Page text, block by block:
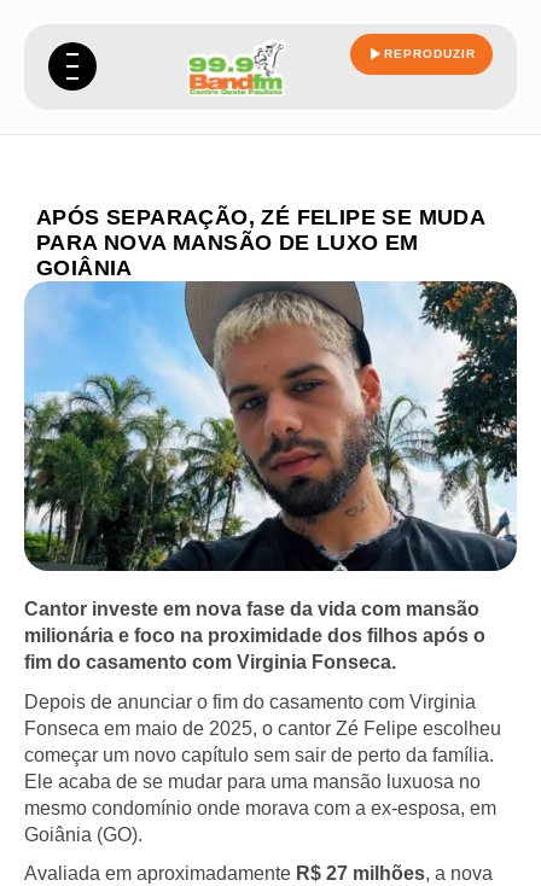
REPRODUZIR
APÓS SEPARAÇÃO, ZÉ FELIPE SE MUDA
PARA NOVA MANSÃO DE LUXO EM
GOIÂNIA
Cantor investe em nova fase da vida com mansão
milionária e foco na proximidade dos filhos após o
fim do casamento com Virginia Fonseca.
Depois de anunciar o fim do casamento com Virginia
Fonseca em maio de 2025, o cantor Zé Felipe escolheu
começar um novo capítulo sem sair de perto da família.
Ele acaba de se mudar para uma mansão luxuosa no
mesmo condomínio onde morava com a ex-esposa, em
Goiânia (GO).
Avaliada em aproximadamente R$ 27 milhões, a nova